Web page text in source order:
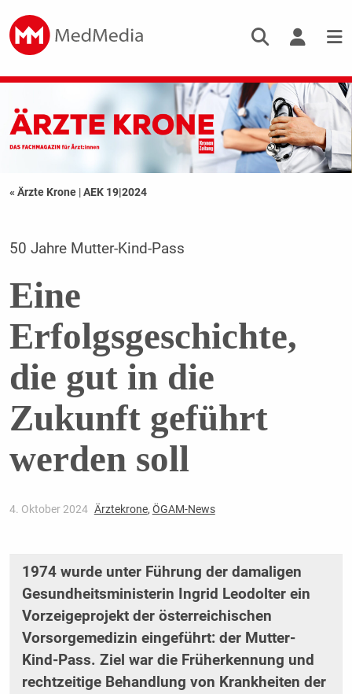
« Ärzte Krone |AEK 19|2024
50 Jahre Mutter-Kind-Pass
Eine
Erfolgsgeschichte,
die gut in die
Zukunft geführt
werden soll
4. Oktober 2024 Ärztekrone, ÖGAM-News
1974 wurde unter Führung der damaligen
Gesundheitsministerin Ingrid Leodolter ein
Vorzeigeprojekt der österreichischen
Vorsorgemedizin eingeführt: der Mutter-
Kind-Pass. Ziel war die Früherkennung und
rechtzeitige Behandlung von Krankheiten der